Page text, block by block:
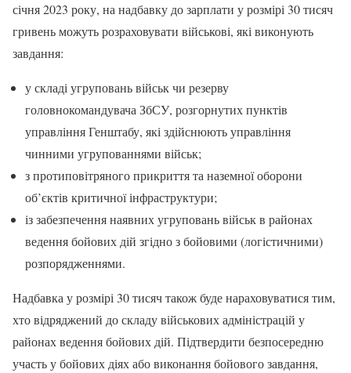
січня 2023 року, на надбавку до зарплати у розмірі 30 тисяч
гривень можуть розраховувати військові, які виконують
завдання:
у складі угруповань військ чи резерву
головнокомандувача ЗбСУ, розгорнутих пунктів
управління Генштабу, які здійснюють управління
чинними угрупованнями військ;
з протиповітряного прикриття та наземної оборони
об’єктів критичної інфраструктури;
із забезпечення наявних угруповань військ в районах
ведення бойових дій згідно з бойовими (логістичними)
розпорядженнями.
Надбавка у розмірі 30 тисяч також буде нараховуватися тим,
хто відряджений до складу військових адміністрацій у
районах ведення бойових дій. Підтвердити безпосередню
участь у бойових діях або виконання бойового завдання,